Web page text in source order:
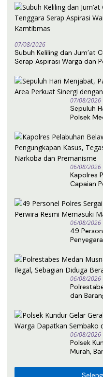
07/08/2026
Subuh Keliling dan Jum’at
Serap Aspirasi Warga dan
07/08/2026
Sepuluh
Polsek
06/08/2026
Kapolres
Capaian
06/08/2026
49
06/08/2026
dan
06/08/2026
Polsek
Murah,